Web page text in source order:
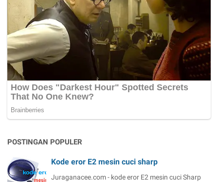
POSTINGAN POPULER
Kode eror E2 mesin cuci sharp
Juraganacee.com - kode eror E2 mesin cuci Sharp